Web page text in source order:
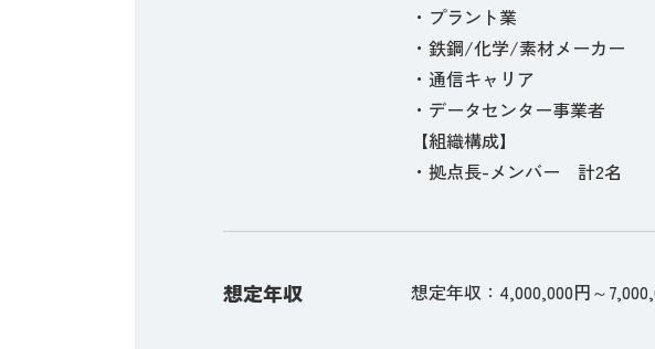
・プラント業
・鉄鋼/化学/素材メーカー
・通信キャリア
・データセンター事業者
【組織構成】
・拠点長-メンバー 計2名
想定年収 想定年収：4,000,000円～